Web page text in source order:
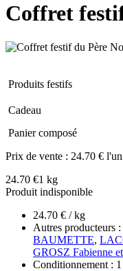
Coffret
Produits festifs
Cadeau
Panier composé
Prix de vente : 24.70 €
24.70 €1 kg
Produit indisponible
24.70 € / kg
Autres producteurs :
BAUMETTE,
GROSZ Fabienne
Conditionnement :